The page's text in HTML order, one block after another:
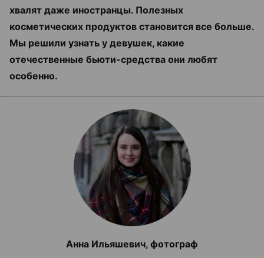
хвалят даже иностранцы. Полезных
косметических продуктов становится все больше.
Мы решили узнать у девушек, какие
отечественные бьюти-средства они любят
особенно.
Анна Ильяшевич, фотограф